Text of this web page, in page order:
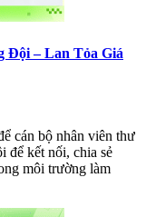
Đội – Lan Tỏa Giá
cán bộ nhân viên thư
để kết nối, chia sẻ
môi trường làm